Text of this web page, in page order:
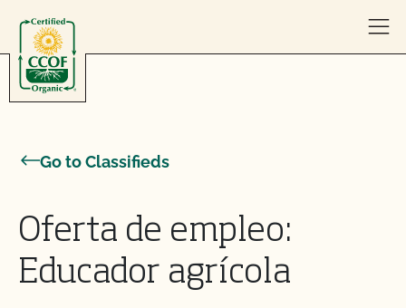
Go to Classifieds
Oferta de empleo:
Educador agrícola